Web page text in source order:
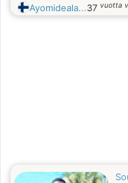
Ayomideala...37 vuotta